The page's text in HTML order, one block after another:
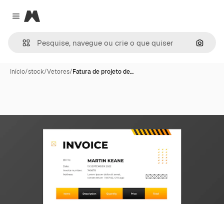
Close menu
Magnific
Início/stock/Vetores/Fatura de projeto de…